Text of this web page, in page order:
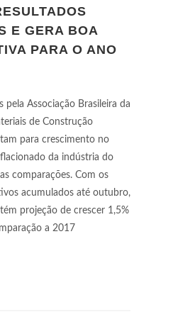
E GERA BOA
PARA O ANO
pela Associação Brasileira da
de Construção
para crescimento no
da indústria do
comparações. Com os
acumulados até outubro,
projeção de crescer 1,5%
a 2017